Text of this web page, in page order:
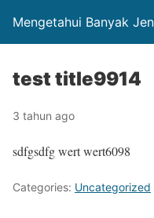
Mengetahui Banyak
test title9914
3 tahun ago
sdfgsdfg wert wert6098
Categories: Uncategorized